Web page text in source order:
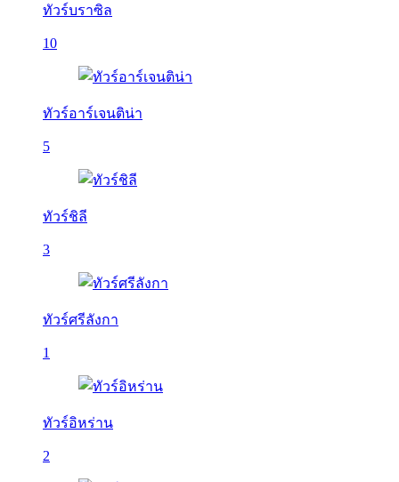
ทัวร์บราซิล
10
ทัวร์อาร์เจนติน่า
5
ทัวร์ชิลี
3
ทัวร์ศรีลังกา
1
ทัวร์อิหร่าน
2